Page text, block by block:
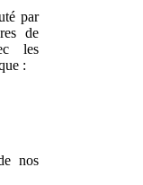
par
de
les
:
nos